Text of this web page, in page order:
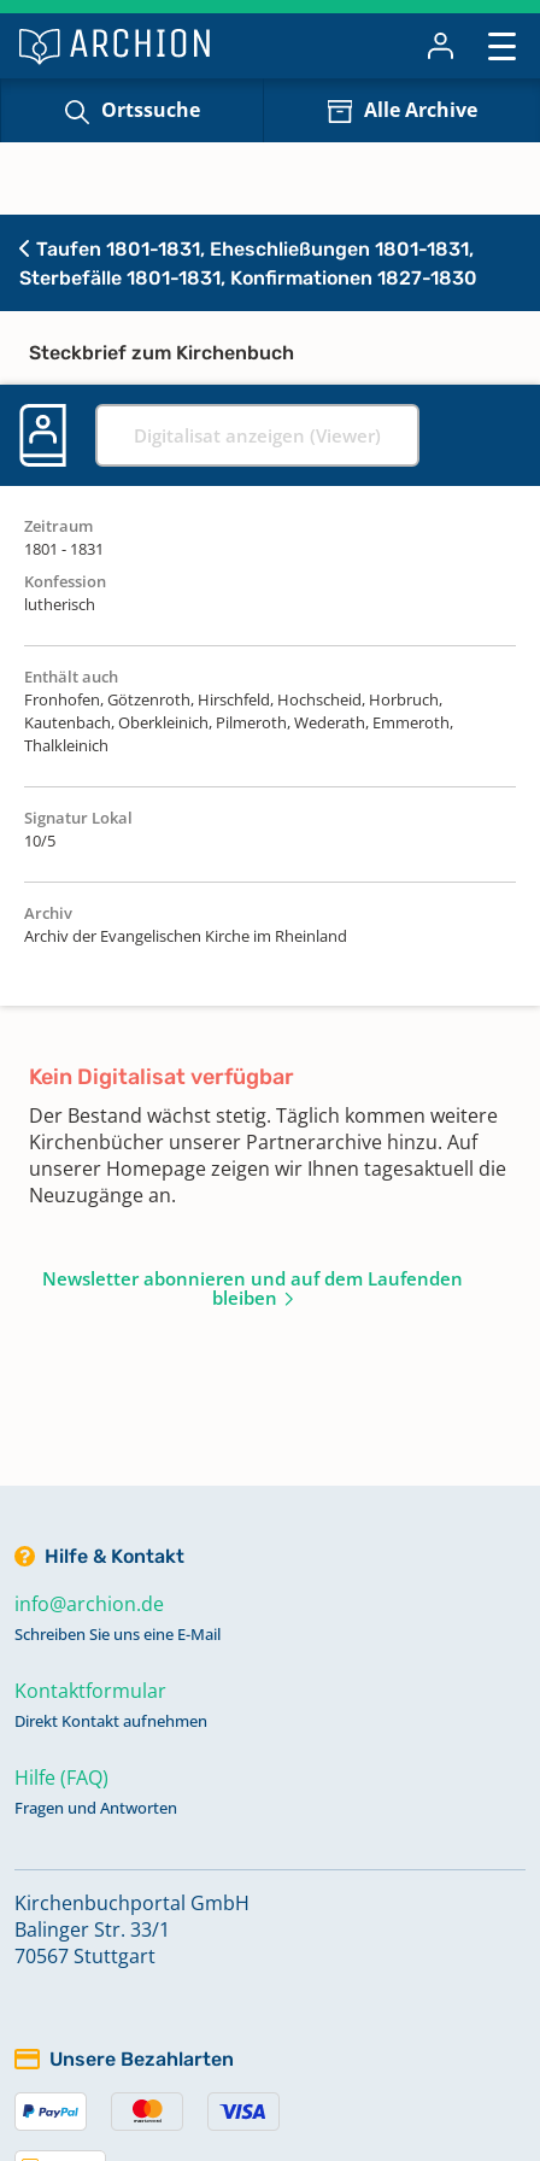
Ortssuche Alle Archive
Taufen 1801-1831, Eheschließungen 1801-1831,
Sterbefälle 1801-1831, Konfirmationen 1827-1830
Steckbrief zum Kirchenbuch
Digitalisat anzeigen (Viewer)
Zeitraum
1801 - 1831
Konfession
lutherisch
Enthält auch
Fronhofen, Götzenroth, Hirschfeld, Hochscheid, Horbruch,
Kautenbach, Oberkleinich, Pilmeroth, Wederath, Emmeroth,
Thalkleinich
Signatur Lokal
10/5
Archiv
Archiv der Evangelischen Kirche im Rheinland
Kein Digitalisat verfügbar
Der Bestand wächst stetig. Täglich kommen weitere
Kirchenbücher unserer Partnerarchive hinzu. Auf
unserer Homepage zeigen wir Ihnen tagesaktuell die
Neuzugänge an.
Newsletter abonnieren und auf dem Laufenden
bleiben
Hilfe & Kontakt
info@archion.de
Schreiben Sie uns eine E-Mail
Kontaktformular
Direkt Kontakt aufnehmen
Hilfe (FAQ)
Fragen und Antworten
Kirchenbuchportal GmbH
Balinger Str. 33/1
70567 Stuttgart
Unsere Bezahlarten